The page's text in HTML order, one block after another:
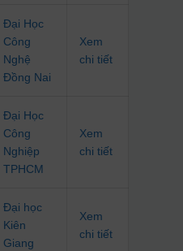
Đại Học
Công
Nghệ
Đồng Nai
Xem
chi tiết
Đại Học
Công
Nghiệp
TPHCM
Xem
chi tiết
Đại học
Kiên
Giang
Xem
chi tiết